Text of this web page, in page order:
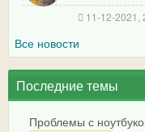
11-12-2021,
Все новости
Последние темы
Проблемы с